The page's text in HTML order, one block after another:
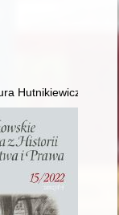
z arcybiskupami i
Hutnikiewicza